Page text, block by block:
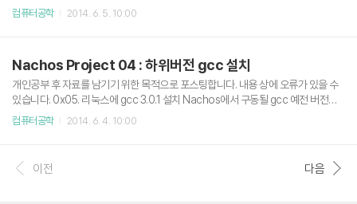
로 이제 MIPS 기반의 Nachos를 컴파일 할 수 있다. nachos4[1].0-modified.tar
e.dep Nachos는 threads 디렉토리의 Nachos와 userprog 디렉토리의 Nach
os 두 가지가 존재한다. 첫 번째로 threads..
컴퓨터공학 2014. 6. 5. 10:00
Nachos Project 04 : 하위버전 gcc 설치
개인공부 후 자료를 남기기 위한 목적으로 포스팅합니다. 내용 상에 오류가 있을 수
있습니다. 0x05. 리눅스에 gcc 3.0.1 설치 Nachos에서 구동될 gcc 예전 버전을
구하기 위해 gun의 ftp 사이트로 접속해 gcc-3.0.1.tar.gz를 다운 받는다. 윈도우에
0.1 디렉토리가 생성되었으며, gcc 빌드를 위한 별도의 gcc-build 디렉토리르 생
성했다. 다음으로 configure 파일을 통해 컴파일 설정을 다시 해준다. # configure
컴퓨터공학 2014. 6. 4. 10:00
이전 다음